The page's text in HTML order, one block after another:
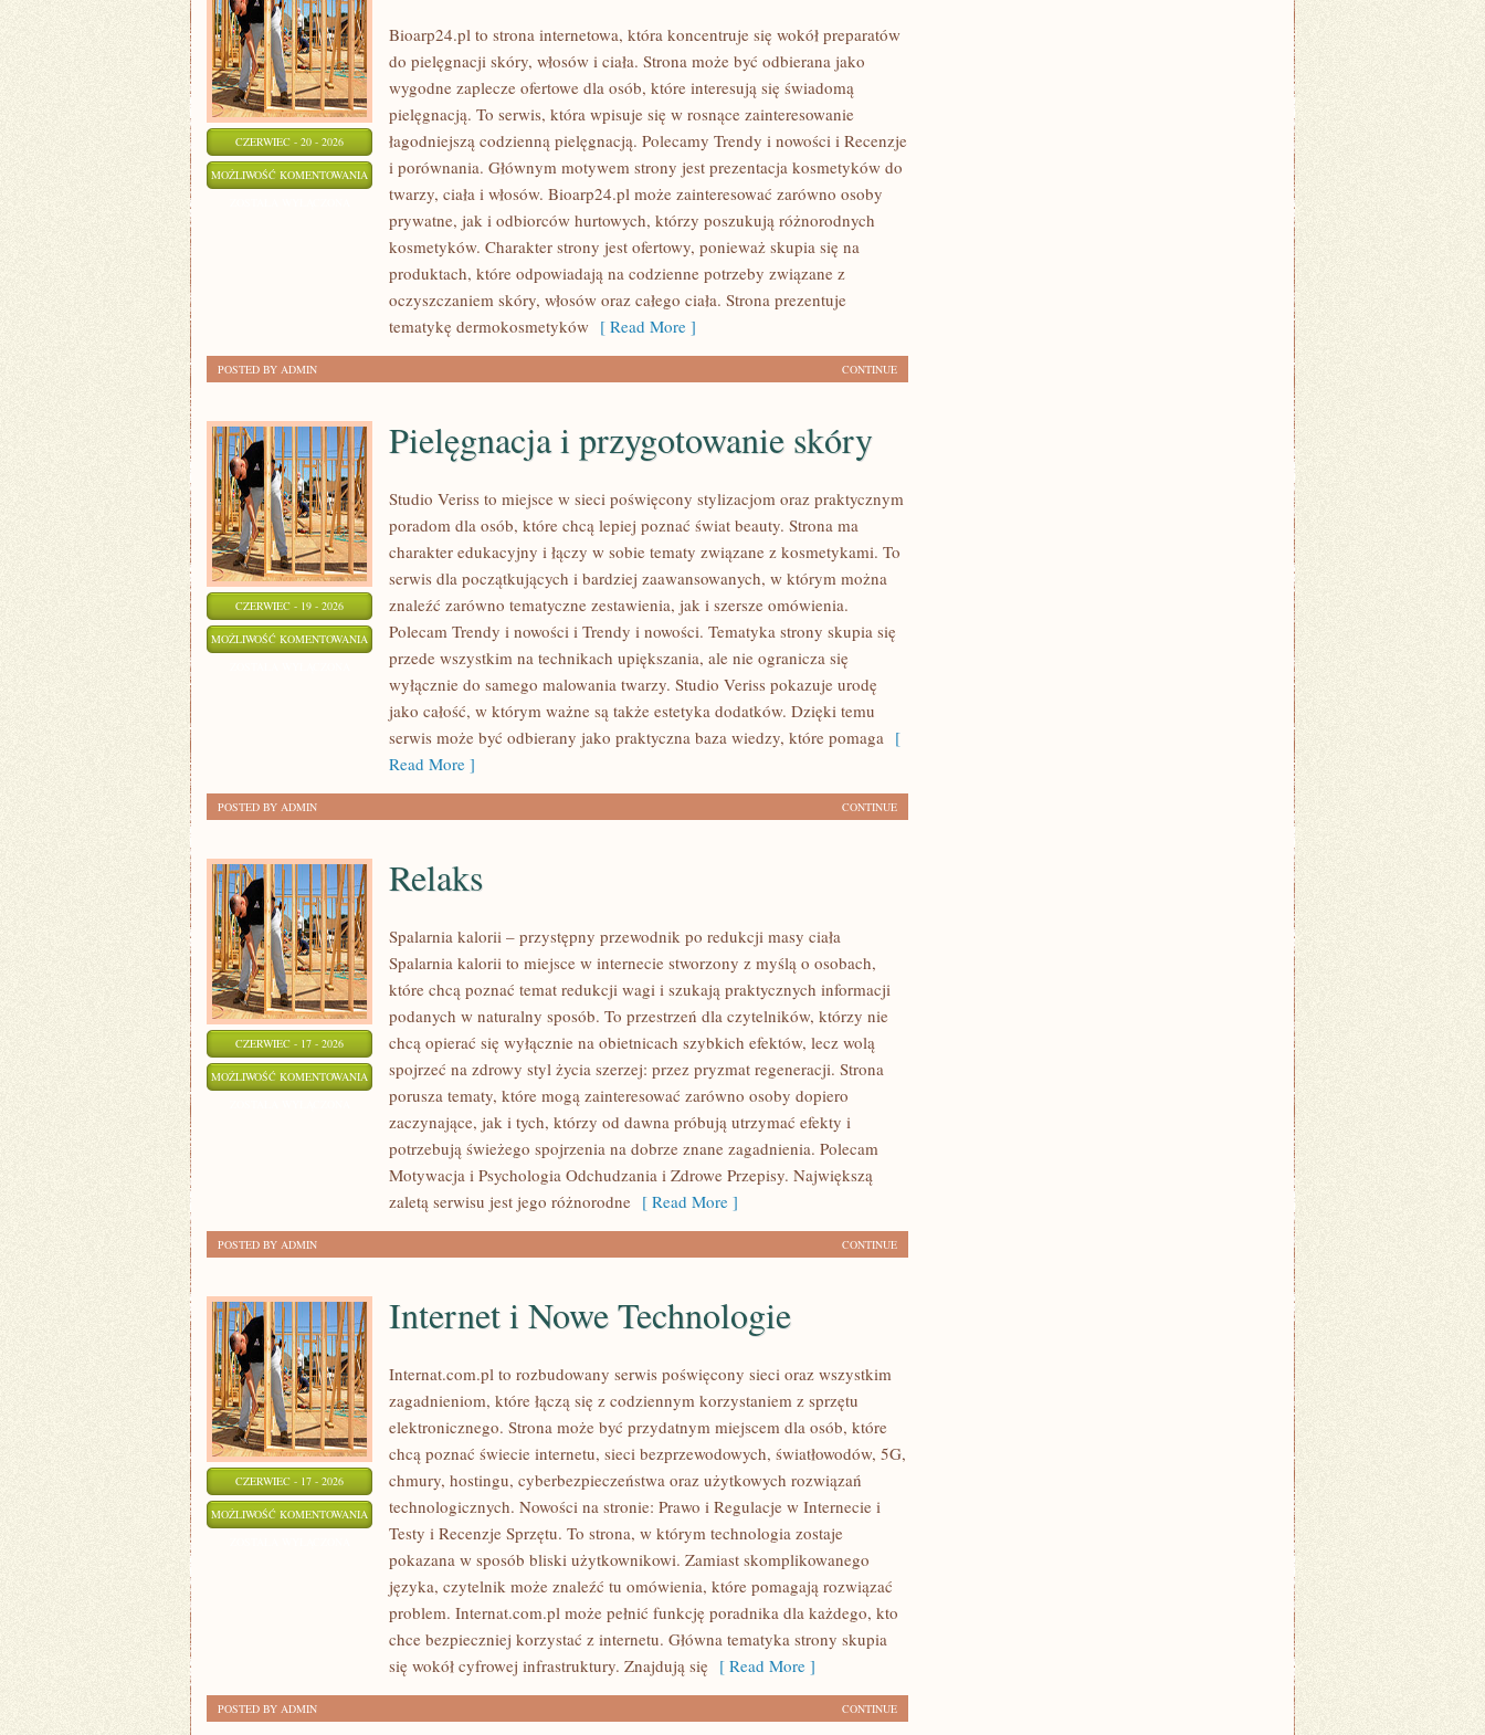
CZERWIEC - 20 - 2026
MOŻLIWOŚĆ KOMENTOWANIA KOSMETYKI
ZERO
WASTE
Bioarp24.pl to strona internetowa, która koncentruje się wokół preparatów
do pielęgnacji skóry, włosów i ciała. Strona może być odbierana jako
wygodne zaplecze ofertowe dla osób, które interesują się świadomą
pielęgnacją. To serwis, która wpisuje się w rosnące zainteresowanie
łagodniejszą codzienną pielęgnacją. Polecamy Trendy i nowości i Recenzje
i porównania. Głównym motywem strony jest prezentacja kosmetyków do
twarzy, ciała i włosów. Bioarp24.pl może zainteresować zarówno osoby
prywatne, jak i odbiorców hurtowych, którzy poszukują różnorodnych
kosmetyków. Charakter strony jest ofertowy, ponieważ skupia się na
produktach, które odpowiadają na codzienne potrzeby związane z
oczyszczaniem skóry, włosów oraz całego ciała. Strona prezentuje
tematykę dermokosmetyków [ Read More ]
CONTINUE
POSTED BY ADMIN
CZERWIEC - 19 - 2026
MOŻLIWOŚĆ KOMENTOWANIA PIELĘGNACJA
PRZYGOTOWANIE
SKÓRY
Pielęgnacja i przygotowanie skóry
Studio Veriss to miejsce w sieci poświęcony stylizacjom oraz praktycznym
poradom dla osób, które chcą lepiej poznać świat beauty. Strona ma
charakter edukacyjny i łączy w sobie tematy związane z kosmetykami. To
serwis dla początkujących i bardziej zaawansowanych, w którym można
znaleźć zarówno tematyczne zestawienia, jak i szersze omówienia.
Polecam Trendy i nowości i Trendy i nowości. Tematyka strony skupia się
przede wszystkim na technikach upiększania, ale nie ogranicza się
wyłącznie do samego malowania twarzy. Studio Veriss pokazuje urodę
jako całość, w którym ważne są także estetyka dodatków. Dzięki temu
serwis może być odbierany jako praktyczna baza wiedzy, które pomaga [
Read More ]
CONTINUE
POSTED BY ADMIN
CZERWIEC - 17 - 2026
MOŻLIWOŚĆ KOMENTOWANIA RELAKS
Relaks
Spalarnia kalorii – przystępny przewodnik po redukcji masy ciała
Spalarnia kalorii to miejsce w internecie stworzony z myślą o osobach,
które chcą poznać temat redukcji wagi i szukają praktycznych informacji
podanych w naturalny sposób. To przestrzeń dla czytelników, którzy nie
chcą opierać się wyłącznie na obietnicach szybkich efektów, lecz wolą
spojrzeć na zdrowy styl życia szerzej: przez pryzmat regeneracji. Strona
porusza tematy, które mogą zainteresować zarówno osoby dopiero
zaczynające, jak i tych, którzy od dawna próbują utrzymać efekty i
potrzebują świeżego spojrzenia na dobrze znane zagadnienia. Polecam
Motywacja i Psychologia Odchudzania i Zdrowe Przepisy. Największą
zaletą serwisu jest jego różnorodne [ Read More ]
CONTINUE
POSTED BY ADMIN
CZERWIEC - 17 - 2026
MOŻLIWOŚĆ KOMENTOWANIA INTERNET
NOWE
TECHNOLOGIE
Internet i Nowe Technologie
Internat.com.pl to rozbudowany serwis poświęcony sieci oraz wszystkim
zagadnieniom, które łączą się z codziennym korzystaniem z sprzętu
elektronicznego. Strona może być przydatnym miejscem dla osób, które
chcą poznać świecie internetu, sieci bezprzewodowych, światłowodów, 5G,
chmury, hostingu, cyberbezpieczeństwa oraz użytkowych rozwiązań
technologicznych. Nowości na stronie: Prawo i Regulacje w Internecie i
Testy i Recenzje Sprzętu. To strona, w którym technologia zostaje
pokazana w sposób bliski użytkownikowi. Zamiast skomplikowanego
języka, czytelnik może znaleźć tu omówienia, które pomagają rozwiązać
problem. Internat.com.pl może pełnić funkcję poradnika dla każdego, kto
chce bezpieczniej korzystać z internetu. Główna tematyka strony skupia
się wokół cyfrowej infrastruktury. Znajdują się [ Read More ]
CONTINUE
POSTED BY ADMIN